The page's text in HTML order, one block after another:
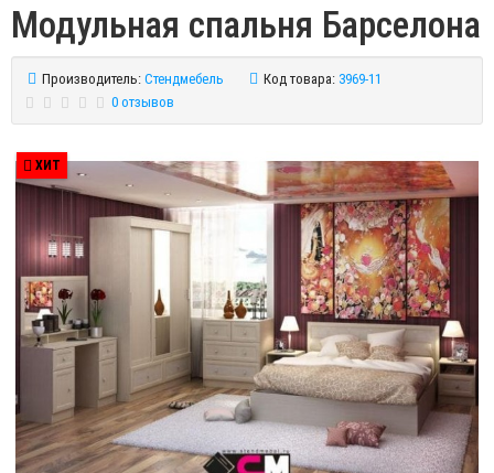
Модульная спальня Барселона
Производитель: Стендмебель Код товара: 3969-11
0 отзывов
ХИТ